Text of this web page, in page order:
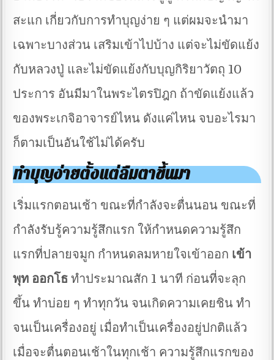
สะแก เกี่ยวกับการทำบุญง่าย ๆ แต่ผมจะนำมา
เฉพาะบางส่วน เสริมเข้าไปบ้าง แต่จะไม่ขัดแย้ง
กับหลวงปู่ และไม่ขัดแย้งกับบุญกิริยาวัตถุ 10
ประการ อันมีมาในพระไตรปิฎก ถ้าขัดแย้งแล้ว
ของพระเกจิอาจารย์ไหน ดังแค่ไหน จบอะไรมา
ก็ตามเป็นอันใช้ไม่ได้ครับ
ทำบุญง่ายตั้งแต่ลืมตาขึ้นมา
เริ่มแรกตอนเช้า ขณะที่กำลังจะตื่นนอน ขณะที่
กำลังรับรู้ความรู้สึกแรก ให้กำหนดความรู้สึก
แรกที่ปลายจมูก กำหนดลมหายใจเข้าออก เข้า
พุท ออกโธ ทำประมาณสัก 1 นาที ก่อนที่จะลุก
ขึ้น ทำบ่อย ๆ ทำทุกวัน จนเกิดความเคยชิน ทำ
จนเป็นเครื่องอยู่ เมื่อทำเป็นเครื่องอยู่ปกติแล้ว
เมื่อจะตื่นตอนเช้าในทุกเช้า ความรู้สึกแรกของ